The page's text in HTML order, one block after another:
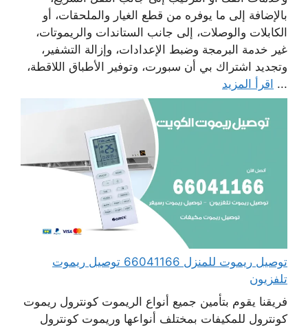
بالإضافة إلى ما يوفره من قطع الغيار والملحقات، أو
الكابلات والوصلات، إلى جانب الستاندات والريموتات،
غير خدمة البرمجة وضبط الإعدادات، وإزالة التشفير،
وتجديد اشتراك بي أن سبورت، وتوفير الأطباق اللاقطة،
... اقرأ المزيد
توصيل ريموت للمنزل 66041166 توصيل ريموت
تلفزيون
فريقنا يقوم بتأمين جميع أنواع الريموت كونترول ريموت
كونترول للمكيفات بمختلف أنواعها وريموت كونترول